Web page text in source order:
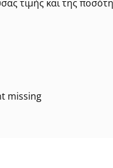
τιμής και της
missing